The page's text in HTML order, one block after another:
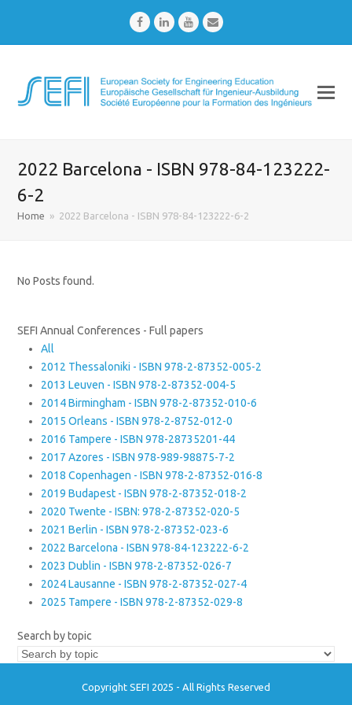
FacebookLinkedInYoutubeEmail
2022 Barcelona - ISBN 978-84-123222-
6-2
Home » 2022 Barcelona - ISBN 978-84-123222-6-2
No Posts found.
SEFI Annual Conferences - Full papers
All
2012 Thessaloniki - ISBN 978-2-87352-005-2
2013 Leuven - ISBN 978-2-87352-004-5
2014 Birmingham - ISBN 978-2-87352-010-6
2015 Orleans - ISBN 978-2-8752-012-0
2016 Tampere - ISBN 978-28735201-44
2017 Azores - ISBN 978-989-98875-7-2
2018 Copenhagen - ISBN 978-2-87352-016-8
2019 Budapest - ISBN 978-2-87352-018-2
2020 Twente - ISBN: 978-2-87352-020-5
2021 Berlin - ISBN 978-2-87352-023-6
2022 Barcelona - ISBN 978-84-123222-6-2
2023 Dublin - ISBN 978-2-87352-026-7
2024 Lausanne - ISBN 978-2-87352-027-4
2025 Tampere - ISBN 978-2-87352-029-8
Search by topic
Copyright SEFI 2025 - All Rights Reserved